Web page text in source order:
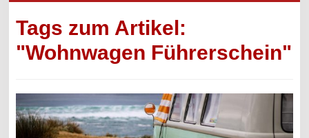
Tags zum Artikel:
"Wohnwagen Führerschein"